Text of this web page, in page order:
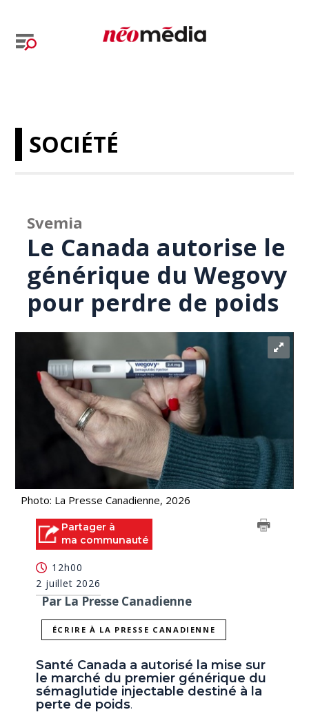
SOCIÉTÉ
Svemia
Le Canada autorise le
générique du Wegovy
pour perdre de poids
Photo: La Presse Canadienne, 2026
Partager à
ma communauté
12h00
2 juillet 2026
Par La Presse Canadienne
ÉCRIRE À LA PRESSE CANADIENNE
Santé Canada a autorisé la mise sur
le marché du premier générique du
sémaglutide injectable destiné à la
perte de poids.